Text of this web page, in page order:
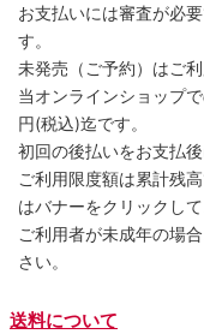
お支払いには審査が必
す。
未発売（ご予約）はご利
当オンラインショップ
円(税込)迄です。
初回の後払いをお支払
ご利用限度額は累計残
はバナーをクリックして
ご利用者が未成年の場
さい。
送料について